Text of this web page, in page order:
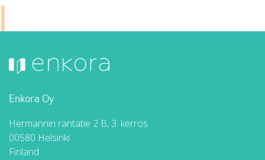
Enkora Oy
Hermannin rantatie 2 B, 3. kerros
00580 Helsinki
Finland